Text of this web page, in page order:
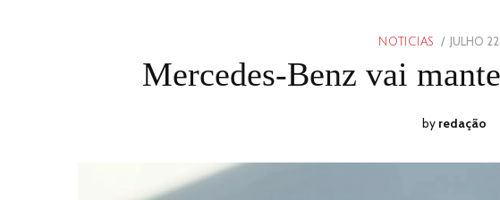
NOTICIAS
POSTED
JULHO
Mercedes-Benz vai
by redação